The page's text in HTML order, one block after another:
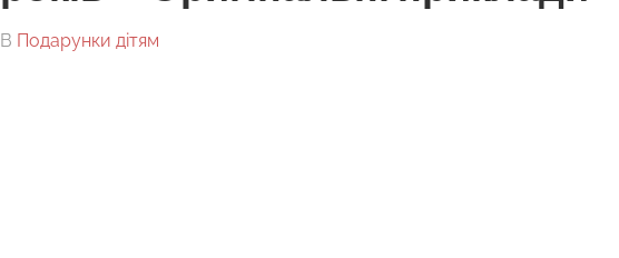
On
By
В Подарунки дітям